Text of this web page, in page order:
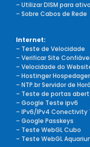
– Utilizar DISM para
– Sobre Cabos de Rede
Internet:
– Teste de Velocidade
–Verificar Site
– Velocidade do
–Hostinger
– NTP.br Servidor de
– Teste de portas
– Google Teste ipv6
– IPv6/IPv4 Conectivity
– Google Passkeys
– Teste WebGL Cubo
– Teste WebGL